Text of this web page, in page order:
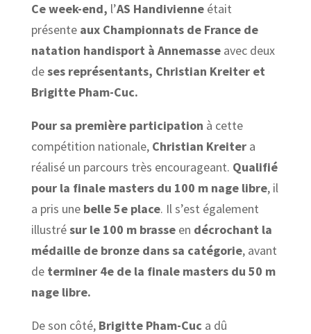
Ce week-end, l’AS Handivienneétait
présente aux Championnats de France de
natation handisport à Annemasseavec deux
deses représentants, Christian Kreiter et
Brigitte Pham-Cuc.
Pour sa première participation à cette
compétition nationale, Christian Kreitera
réalisé un parcours très encourageant. Qualifié
pour la finale masters du 100 m nage libre, il
a pris une belle 5e place. Il s’est également
illustrésur le 100 m brasseen décrochant la
médaille de bronze dans sa catégorie, avant
determiner 4e de la finale masters du 50 m
nage libre.
De son côté,Brigitte Pham-Cuc a dû